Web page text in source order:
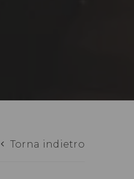
Torna indietro